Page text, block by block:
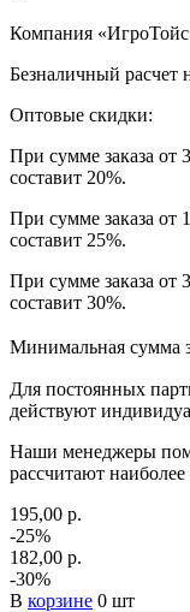
Компания
Безналичный расчет
Оптовые скидки:
При сумме заказа от
составит 20%.
При сумме заказа от
составит 25%.
При сумме заказа от
составит 30%.
Минимальная сумма
Для постоянных
действуют
Наши менеджеры
рассчитают
195,00 р.
-25%
182,00 р.
-30%
В корзине 0 шт